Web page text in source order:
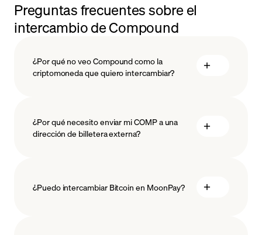
Preguntas frecuentes sobre el
intercambio de Compound
¿Por qué no veo Compound como la
criptomoneda que quiero intercambiar?
¿Por qué necesito enviar mi COMP a una
dirección de billetera externa?
¿Puedo intercambiar Bitcoin en MoonPay?